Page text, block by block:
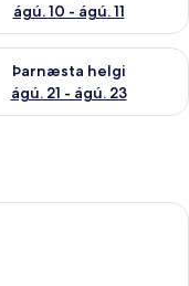
ágú. 10 - ágú. 11
16
Þarnæsta helgi
ágú. 21 - ágú. 23
framboð þarnæstu
| Rúmföt úr